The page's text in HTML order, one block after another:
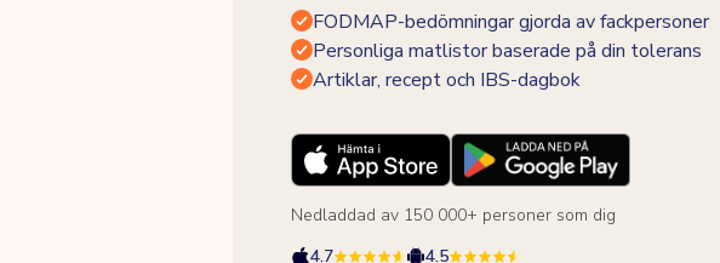
FODMAP-bedömningar gjorda av fackpersoner
Personliga matlistor baserade på din tolerans
Artiklar, recept och IBS-dagbok
Nedladdad av 150 000+ personer som dig
4.7
4.5